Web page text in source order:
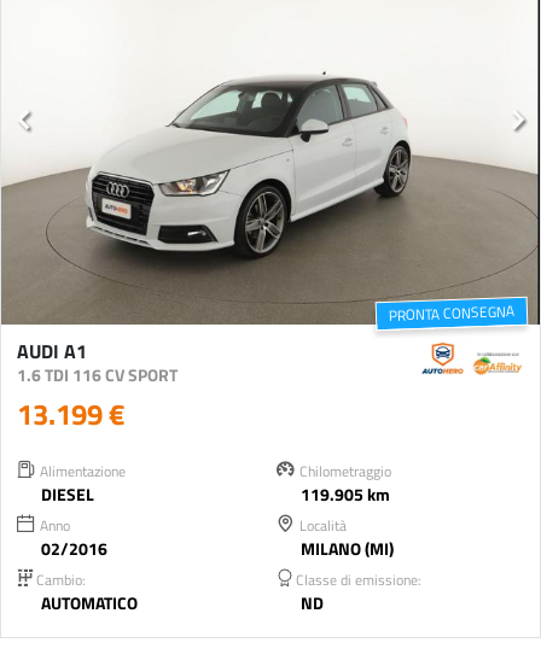
PRONTA CONSEGNA
AUDI A1
1.6 TDI 116 CV SPORT
13.199 €
Alimentazione
DIESEL
Chilometraggio
119.905 km
Anno
02/2016
Località
MILANO (MI)
Cambio:
AUTOMATICO
Classe di emissione:
ND